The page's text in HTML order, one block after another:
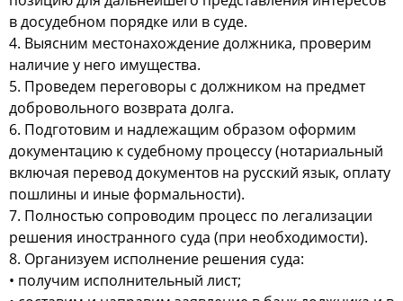
в досудебном порядке или в суде.
4. Выясним местонахождение должника, проверим
наличие у него имущества.
5. Проведем переговоры с должником на предмет
добровольного возврата долга.
6. Подготовим и надлежащим образом оформим
документацию к судебному процессу (нотариальный
включая перевод документов на русский язык, оплату
пошлины и иные формальности).
7. Полностью сопроводим процесс по легализации
решения иностранного суда (при необходимости).
8. Организуем исполнение решения суда:
• получим исполнительный лист;